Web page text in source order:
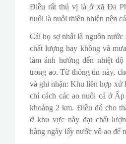
Điều rất thú vị là ở xã Đa
nuôi là nuôi thiên nhiên nên
Cái họ sợ nhất là nguồn nước
chất lượng hay không và
làm ảnh hưởng đến nhiệt
trong ao. Từ thông tin này,
và ghi nhận: Khu liên hợp xử
chỉ cách các ao nuôi cá ở
khoảng 2 km. Điều đó cho
ở khu vực này đạt chất
hàng ngày lấy nước vô ao để